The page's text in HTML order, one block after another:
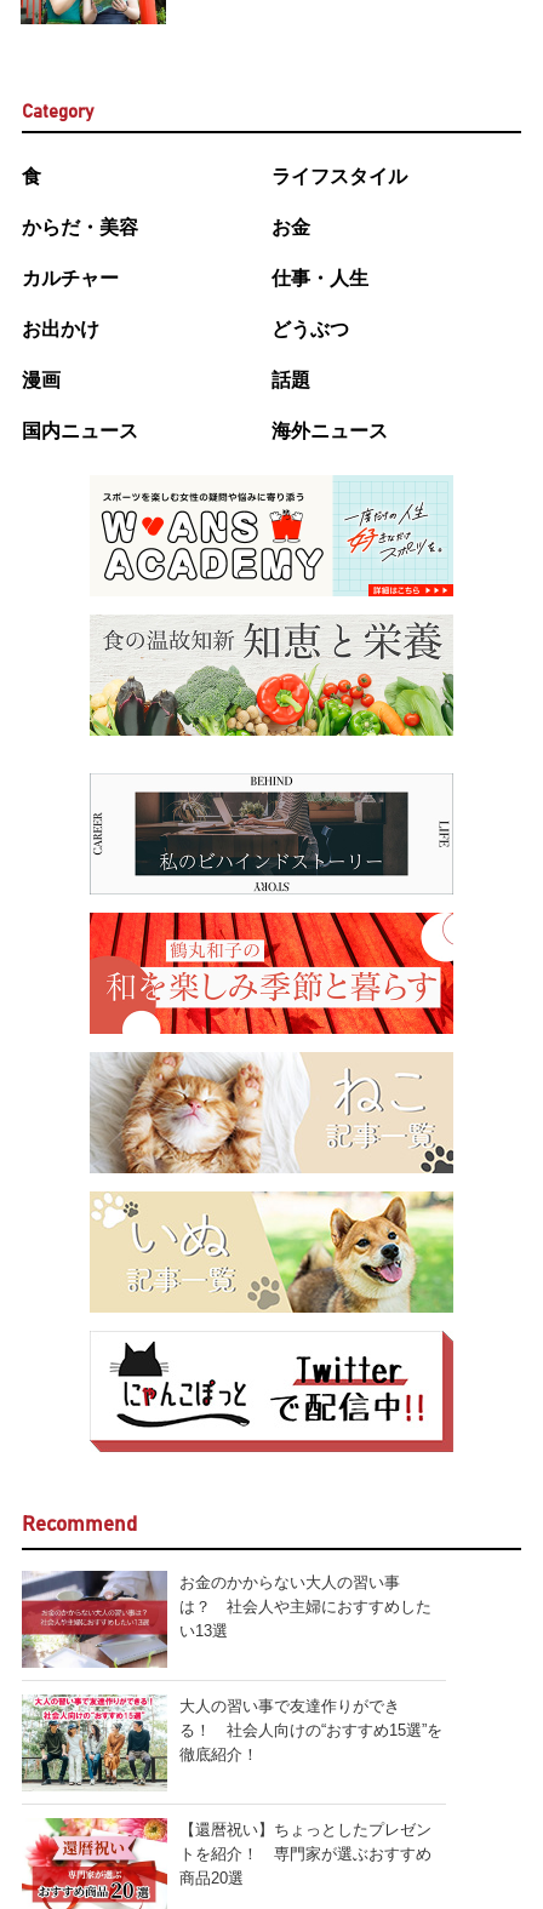
Category
食 ライフスタイル
からだ・美容 お金
カルチャー 仕事・人生
お出かけ どうぶつ
漫画 話題
国内ニュース 海外ニュース
Recommend
お金のかからない大人の習い事
は？ 社会人や主婦におすすめした
い13選
大人の習い事で友達作りができ
る！ 社会人向けの“おすすめ15選”を
徹底紹介！
【還暦祝い】ちょっとしたプレゼン
トを紹介！ 専門家が選ぶおすすめ
商品20選